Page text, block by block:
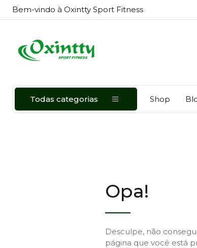
Bem-vindo à Oxintty Sport Fitness
Todas categorias Shop
Opa!
Desculpe, não
página que você está